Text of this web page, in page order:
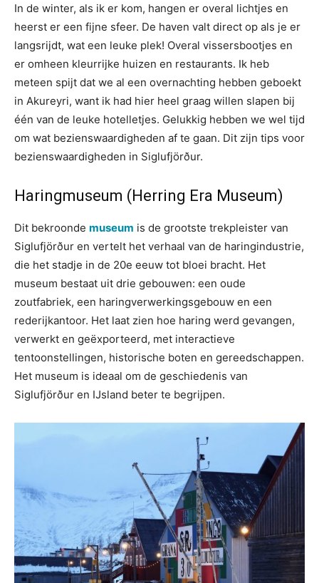
In de winter, als ik er kom, hangen er overal lichtjes en
heerst er een fijne sfeer. De haven valt direct op als je er
langsrijdt, wat een leuke plek! Overal vissersbootjes en
er omheen kleurrijke huizen en restaurants. Ik heb
meteen spijt dat we al een overnachting hebben geboekt
in Akureyri, want ik had hier heel graag willen slapen bij
één van de leuke hotelletjes. Gelukkig hebben we wel tijd
om wat bezienswaardigheden af te gaan. Dit zijn tips voor
bezienswaardigheden in Siglufjörður.
Haringmuseum (Herring Era Museum)
Dit bekroonde museum is de grootste trekpleister van
Siglufjörður en vertelt het verhaal van de haringindustrie,
die het stadje in de 20e eeuw tot bloei bracht. Het
museum bestaat uit drie gebouwen: een oude
zoutfabriek, een haringverwerkingsgebouw en een
rederijkantoor. Het laat zien hoe haring werd gevangen,
verwerkt en geëxporteerd, met interactieve
tentoonstellingen, historische boten en gereedschappen.
Het museum is ideaal om de geschiedenis van
Siglufjörður en IJsland beter te begrijpen.